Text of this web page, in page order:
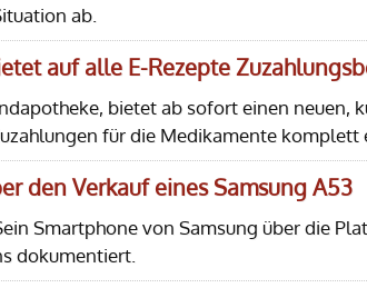
ab.
auf alle E-Rezepte
bietet ab sofort einen neuen,
für die Medikamente komplett
den Verkauf eines Samsung A53
Smartphone von Samsung über die
dokumentiert.